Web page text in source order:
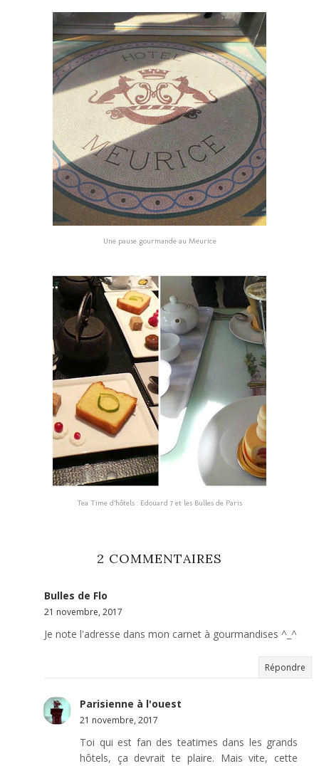
Une pause gourmande au Meurice
Tea Time d’hôtels : Edouard 7 et les Bulles de Paris
2 COMMENTAIRES
Bulles de Flo
21 novembre, 2017
Je note l'adresse dans mon carnet à gourmandises ^_^
Répondre
Parisienne à l'ouest
21 novembre, 2017
Toi qui est fan des teatimes dans les grands
hôtels, ça devrait te plaire. Mais vite, cette